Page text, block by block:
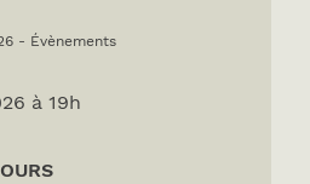
- Évènements
à 19h